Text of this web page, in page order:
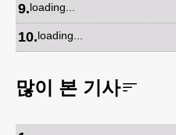
9.loading...
10.loading...
많이 본 기사